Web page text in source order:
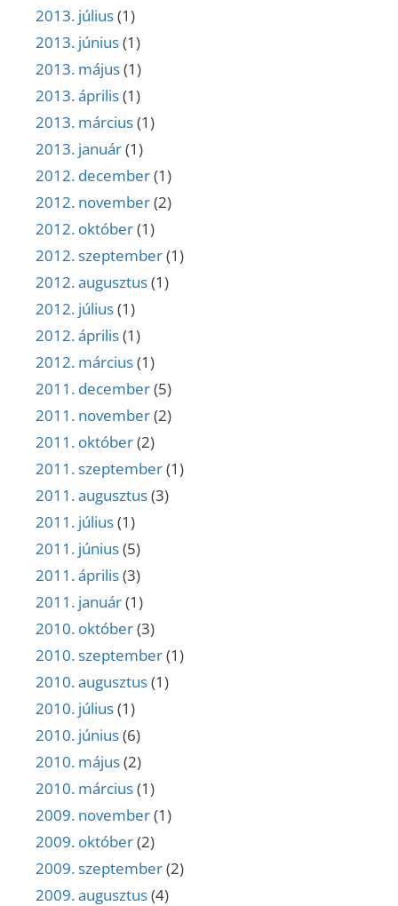
2013. július(1)
2013. június(1)
2013. május(1)
2013. április(1)
2013. március(1)
2013. január(1)
2012. december(1)
2012. november(2)
2012. október(1)
2012. szeptember(1)
2012. augusztus(1)
2012. július(1)
2012. április(1)
2012. március(1)
2011. december(5)
2011. november(2)
2011. október(2)
2011. szeptember(1)
2011. augusztus(3)
2011. július(1)
2011. június(5)
2011. április(3)
2011. január(1)
2010. október(3)
2010. szeptember(1)
2010. augusztus(1)
2010. július(1)
2010. június(6)
2010. május(2)
2010. március(1)
2009. november(1)
2009. október(2)
2009. szeptember(2)
2009. augusztus(4)